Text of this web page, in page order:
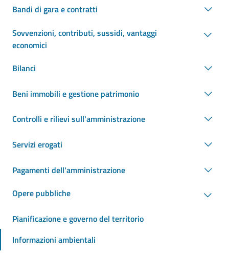
Bandi di gara e contratti
Sovvenzioni, contributi, sussidi, vantaggi
economici
Bilanci
Beni immobili e gestione patrimonio
Controlli e rilievi sull'amministrazione
Servizi erogati
Pagamenti dell'amministrazione
Opere pubbliche
Pianificazione e governo del territorio
Informazioni ambientali